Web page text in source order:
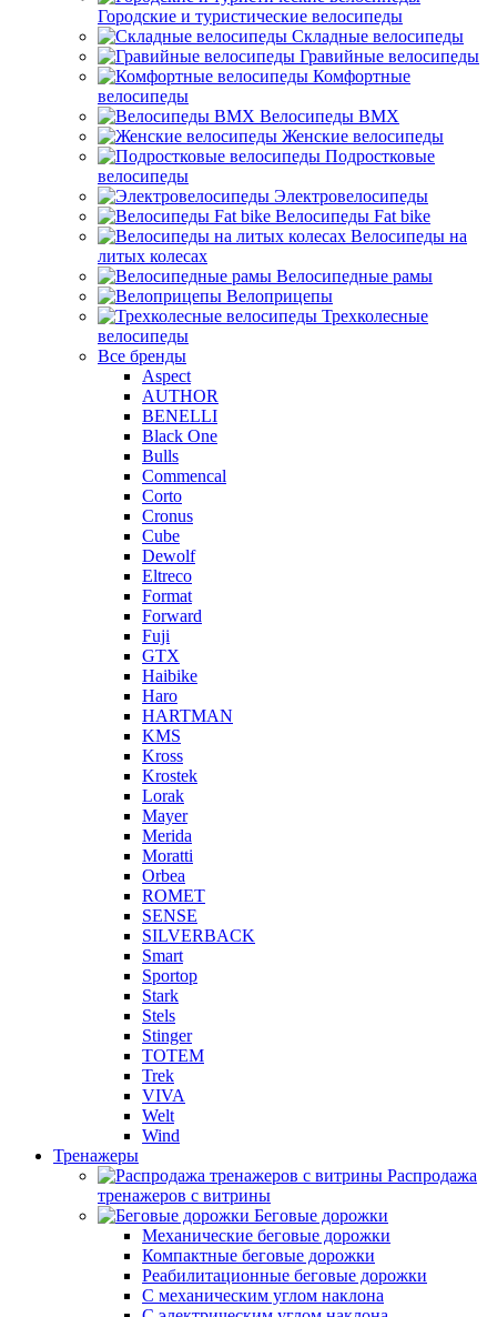
Городские и туристические велосипеды
Складные велосипеды
Гравийные велосипеды
Комфортные
велосипеды
Велосипеды BMX
Женские велосипеды
Подростковые
велосипеды
Электровелосипеды
Велосипеды Fat bike
Велосипеды на
литых колесах
Велосипедные рамы
Велоприцепы
Трехколесные
велосипеды
Все бренды
Aspect
AUTHOR
BENELLI
Black One
Bulls
Commencal
Corto
Cronus
Cube
Dewolf
Eltreco
Format
Forward
Fuji
GTX
Haibike
Haro
HARTMAN
KMS
Kross
Krostek
Lorak
Mayer
Merida
Moratti
Orbea
ROMET
SENSE
SILVERBACK
Smart
Sportop
Stark
Stels
Stinger
TOTEM
Trek
VIVA
Welt
Wind
Тренажеры
Распродажа
тренажеров с витрины
Беговые дорожки
Механические беговые дорожки
Компактные беговые дорожки
Реабилитационные беговые дорожки
С механическим углом наклона